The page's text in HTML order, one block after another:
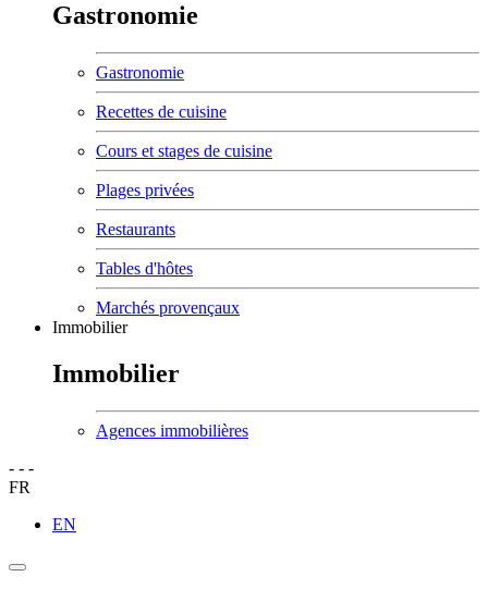
Gastronomie
Gastronomie
Recettes de cuisine
Cours et stages de cuisine
Plages privées
Restaurants
Tables d'hôtes
Marchés provençaux
Immobilier
Immobilier
Agences immobilières
- - -
FR
EN